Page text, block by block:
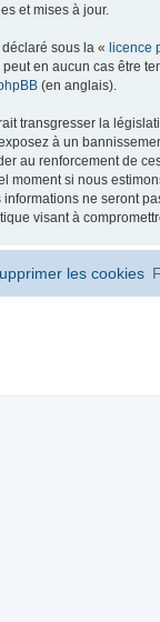
et mises à jour.
sous la « licence
en aucun cas être
(en anglais).
transgresser la
à un
au renforcement de
moment si nous
ne seront
visant à
les cookies